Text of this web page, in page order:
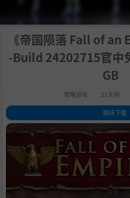
《帝国陨落 Fall of
-Build 24202715官中
GB
策略游戏 21天前
跳转下载
1.关于此游戏
统御日落西山的帝国
. 掌控尔虞我诈的政治 & 阴谋
.统治广袤生动的世界
6.体验真正身临其境的故事